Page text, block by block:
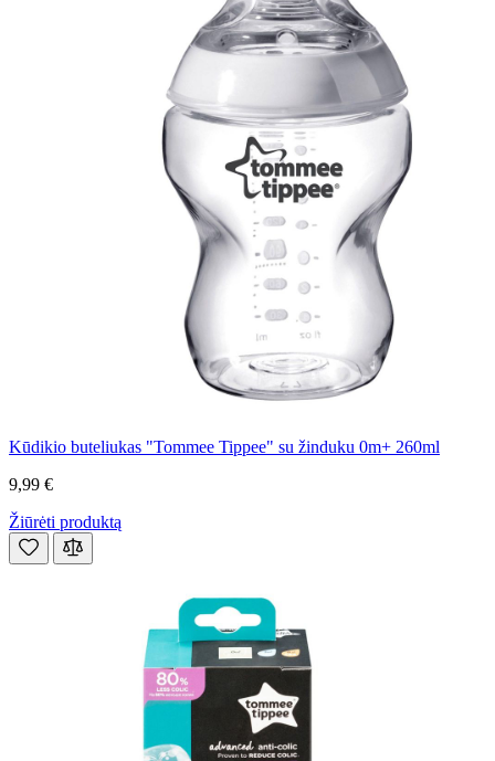
Kūdikio buteliukas "Tommee Tippee" su žinduku 0m+ 260ml
9,99 €
Žiūrėti produktą